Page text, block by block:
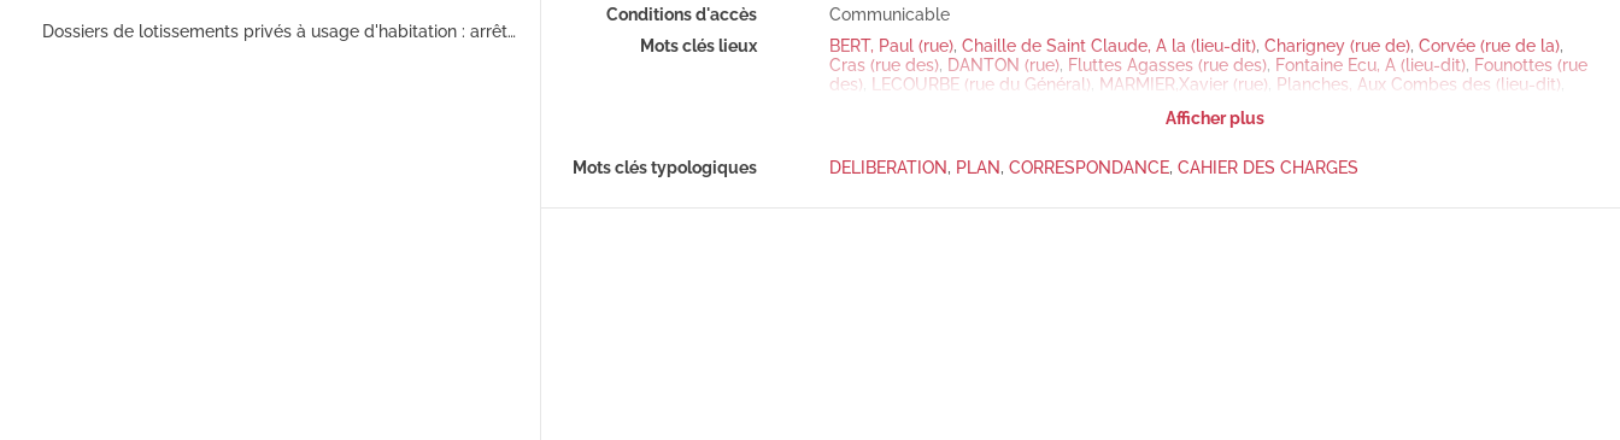
Dossiers de lotissements privés à usage d'habitation : arrêtés préfectoraux d'autorisation de lotir, délibérations du conseil municipal (approbation du lotissement ou avis), cahiers des charges, plans, correspondance (1951-1986)
Conditions d'accès
Communicable
Mots clés lieux
BERT, Paul (rue), Chaille de Saint Claude, A la (lieu-dit), Charigney (rue de), Corvée (rue de la),
Cras (rue des), DANTON (rue), Fluttes Agasses (rue des), Fontaine Ecu, A (lieu-dit), Founottes (rue
des) LECOURBE (rue du Général) MARMIER,Xavier (rue) Planches, Aux Combes des (lieu-dit)
Afficher plus
Mots clés typologiques DELIBERATION, PLAN, CORRESPONDANCE, CAHIER DES CHARGES